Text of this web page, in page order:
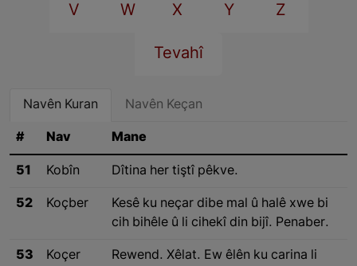
V W X Y Z
Tevahî
Navên Kuran Navên Keçan
# Nav Mane
51 Kobîn Dîtina her tiştî pêkve.
52 Koçber
Kesê ku neçar dibe mal û halê xwe bi
cih bihêle û li cihekî din bijî. Penaber.
53 Koçer
Rewend. Xêlat. Ew êlên ku carina li